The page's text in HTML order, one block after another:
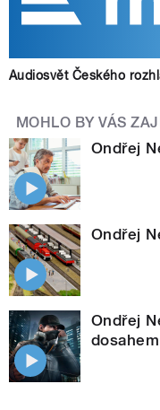
Audiosvět Českého
MOHLO BY VÁS
Ondřej
Ondřej
Ondřej
dosahem